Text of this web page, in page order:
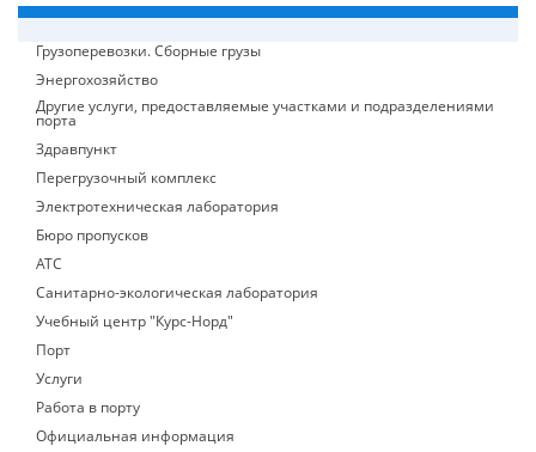
Грузоперевозки. Сборные грузы
Энергохозяйство
Другие услуги, предоставляемые участками и подразделениями
порта
Здравпункт
Перегрузочный комплекс
Электротехническая лаборатория
Бюро пропусков
АТС
Санитарно-экологическая лаборатория
Учебный центр "Курс-Норд"
Порт
Услуги
Работа в порту
Официальная информация